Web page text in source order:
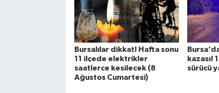
Bursalılar dikkat! Hafta sonu
11 ilçede elektrikler
saatlerce kesilecek (8
Ağustos Cumartesi)
kazası!
sürücü